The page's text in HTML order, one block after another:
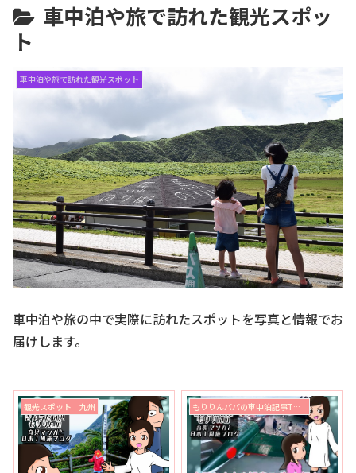
車中泊や旅で訪れた観光スポッ
ト
車中泊や旅で訪れた観光スポット
車中泊や旅の中で実際に訪れたスポットを写真と情報でお
届けします。
観光スポット 九州 もりりんパパの車中泊記事TOPページ